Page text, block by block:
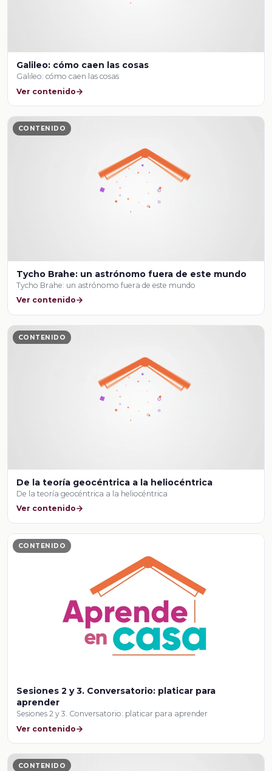
Galileo: cómo caen las cosas
Galileo: cómo caen las cosas
Ver contenido
CONTENIDO
Tycho Brahe: un astrónomo fuera de este mundo
Tycho Brahe: un astrónomo fuera de este mundo
Ver contenido
CONTENIDO
De la teoría geocéntrica a la heliocéntrica
De la teoría geocéntrica a la heliocéntrica
Ver contenido
CONTENIDO
Sesiones 2 y 3. Conversatorio: platicar para
aprender
Sesiones 2 y 3. Conversatorio: platicar para aprender
Ver contenido
CONTENIDO